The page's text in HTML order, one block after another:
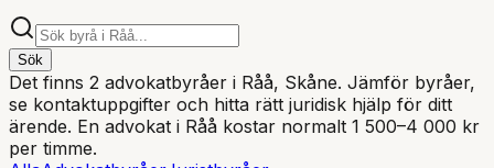
Sök
Det finns 2 advokatbyråer i Råå, Skåne. Jämför byråer,
se kontaktuppgifter och hitta rätt juridisk hjälp för ditt
ärende. En advokat i Råå kostar normalt 1 500–4 000 kr
per timme.